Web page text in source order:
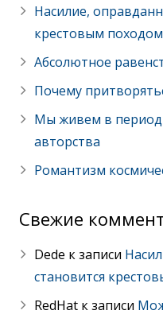
Насилие,
крестовым походом
Абсолютное
Почему
Мы живем в период
авторства
Романтизм
Свежие
Dede к записи
становится
RedHat к записи